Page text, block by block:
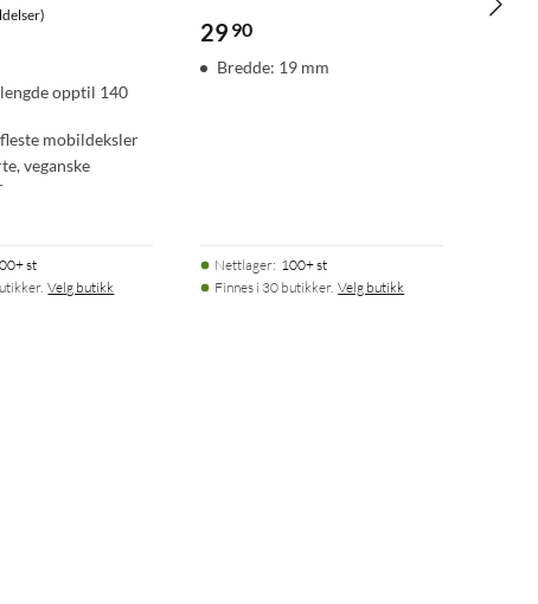
opptil 140
fleste mobildeksler
veganske
st
Velg butikk
29 90
Bredde: 19 mm
Nettlager: 100+ st
Finnes i 30 butikker. Velg butikk